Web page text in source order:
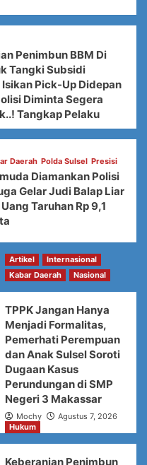
Penimbun BBM Di
Tangki Subsidi
Pick-Up Didepan
Diminta Segera
Tangkap Pelaku
Daerah Polda Sulsel Presisi
Diamankan Polisi
Gelar Judi Balap Liar
Taruhan Rp 9,1
Artikel
Internasional
Kabar Daerah
Nasional
TPPK Jangan Hanya
Menjadi Formalitas,
Pemerhati Perempuan
dan Anak Sulsel Soroti
Dugaan Kasus
Perundungan di SMP
Negeri 3 Makassar
Mochy Agustus 7, 2026
Hukum
Keberanian Penimbun